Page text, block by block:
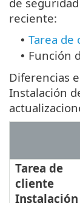
reciente:
• Tarea de
• Función
Diferencias
Instalación
Tarea de
cliente